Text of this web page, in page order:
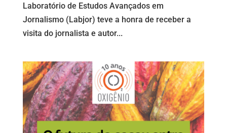
Laboratório de Estudos Avançados em
Jornalismo (Labjor) teve a honra de receber a
visita do jornalista e autor...